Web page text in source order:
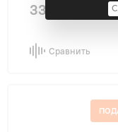
33 700 ₽
Сравнить